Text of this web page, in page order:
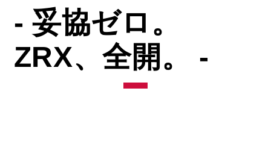
- 妥協ゼロ。
ZRX、全開。 -